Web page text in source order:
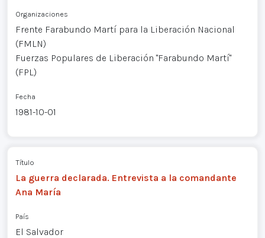
Organizaciones
Frente Farabundo Martí para la Liberación Nacional
(FMLN)
Fuerzas Populares de Liberación "Farabundo Martí"
(FPL)
Fecha
1981-10-01
Título
La guerra declarada. Entrevista a la comandante
Ana María
País
El Salvador